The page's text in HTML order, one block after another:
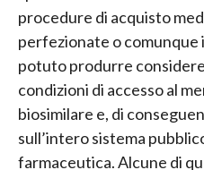
procedure di acquisto
perfezionate o
potuto produrre
condizioni di accesso al
biosimilare e, di
sull’intero sistema
farmaceutica. Alcune di